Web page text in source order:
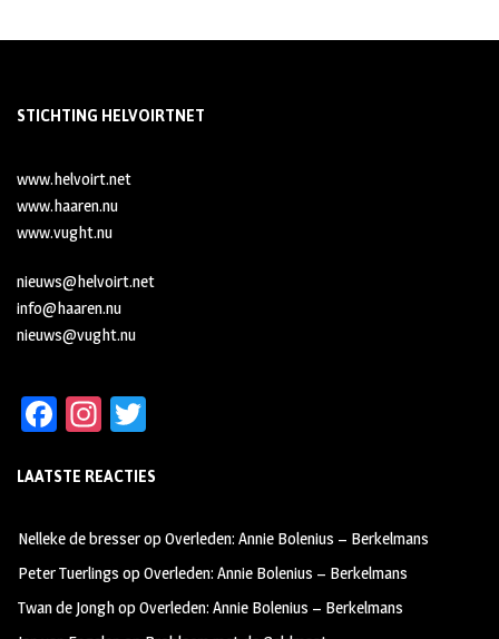
STICHTING HELVOIRTNET
www.helvoirt.net
www.haaren.nu
www.vught.nu
nieuws@helvoirt.net
info@haaren.nu
nieuws@vught.nu
Fa
b
oo
k
In
ag
m
tt
LAATSTE REACTIES
Nelleke de bresseropOverleden: Annie Bolenius – Berkelmans
Peter Tuerlings opOverleden: Annie Bolenius – Berkelmans
Twan de JonghopOverleden: Annie Bolenius – Berkelmans